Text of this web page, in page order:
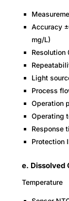
Accuracy
mg/L)
Resolution
Light
Process
Operation
Operating
Response
Protection
e. Dissolved
Temperature